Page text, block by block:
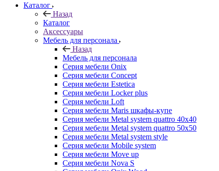
Каталог
Назад
Каталог
Аксессуары
Мебель для персонала
Назад
Мебель для персонала
Серия мебели Onix
Серия мебели Concept
Серия мебели Estetica
Серия мебели Locker plus
Серия мебели Loft
Серия мебели Maris шкафы-купе
Серия мебели Metal system quattro 40x40
Серия мебели Metal system quattro 50x50
Серия мебели Metal system style
Серия мебели Mobile system
Серия мебели Move up
Серия мебели Nova S